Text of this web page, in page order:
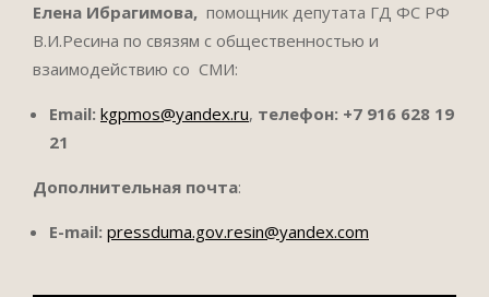
Елена Ибрагимова, помощник депутата ГД ФС РФ
В.И.Ресина по связям с общественностью и
взаимодействию со СМИ:
Email: kgpmos@yandex.ru, телефон: +7 916 628 19
21
Дополнительная почта:
E-mail: pressduma.gov.resin@yandex.com